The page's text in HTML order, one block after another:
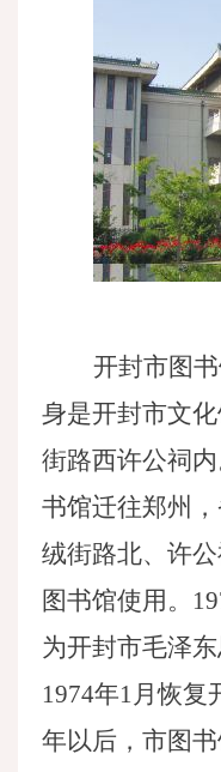
开封市图
身是开封市文
街路西许公祠
书馆迁往郑州
绒街路北、许
图书馆使用。
为开封市毛泽
1974年1月恢复
年以后，市图